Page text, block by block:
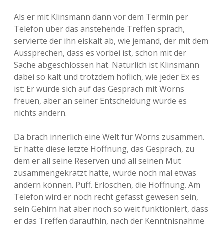
Als er mit Klinsmann dann vor dem Termin per
Telefon über das anstehende Treffen sprach,
servierte der ihn eiskalt ab, wie jemand, der mit dem
Aussprechen, dass es vorbei ist, schon mit der
Sache abgeschlossen hat. Natürlich ist Klinsmann
dabei so kalt und trotzdem höflich, wie jeder Ex es
ist: Er würde sich auf das Gespräch mit Wörns
freuen, aber an seiner Entscheidung würde es
nichts ändern.
Da brach innerlich eine Welt für Wörns zusammen.
Er hatte diese letzte Hoffnung, das Gespräch, zu
dem er all seine Reserven und all seinen Mut
zusammengekratzt hatte, würde noch mal etwas
ändern können. Puff. Erloschen, die Hoffnung. Am
Telefon wird er noch recht gefasst gewesen sein,
sein Gehirn hat aber noch so weit funktioniert, dass
er das Treffen daraufhin, nach der Kenntnisnahme